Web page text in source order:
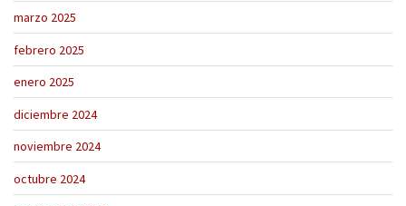
marzo 2025
febrero 2025
enero 2025
diciembre 2024
noviembre 2024
octubre 2024